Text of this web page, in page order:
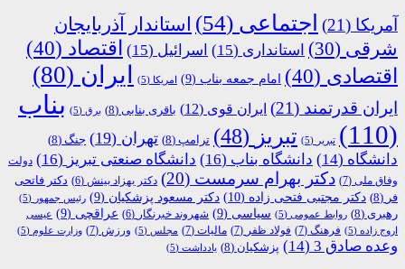
آمریکا (21) اجتماعی (54)
استاندار آذربایجان
شرقی (30) استانداری (15) اسرائیل (15) اقتصاد (40)
اقتصادی (40) امام جمعه بناب (9) امریکا (5) ایران (80)
ایران قدرتمند (21) ایران قوی (12) باقری بنابی (8) برق (5)
بناب
(110)
تبریر (5) تبریز (48) ترامپ (8) تهران (19) جنگ (8)
دانشگاه (14) دانشگاه بناب (16) دانشگاه صنعتی تبریز (16)
دولت
وفاق ملی (7) دکتر بهرام سرمست (20) دکتر بهزاد بینش (6)
دکتر فاتحی
فر (8) دکتر مجتبی فتحی زاده (10) دکتر مسعود پزشکیان (9) رئیس جمهور (5)
رهبری (8) روابط عمومی (5) سیاسی (9) شهروند خبرنگار (6) عراقچی (9)
عیسی
اروج زاده (5) فرهنگ (7) فولاد ظفر (7) مالیات (7) مجلس (5) ورزش (7) وزارت علوم (5)
وعده صادق 3 (14) پزشکیان (8) یادداشت (5)